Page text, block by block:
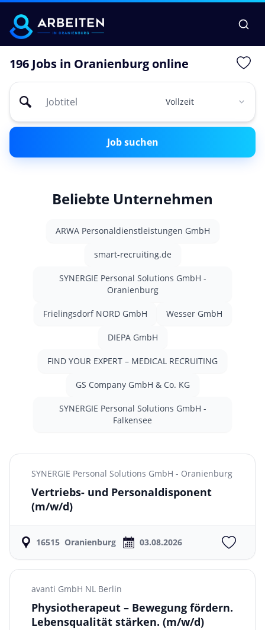
196 Jobs in Oranienburg online
Job suchen
Beliebte Unternehmen
ARWA Personaldienstleistungen GmbH
smart-recruiting.de
SYNERGIE Personal Solutions GmbH -
Oranienburg
Frielingsdorf NORD GmbH Wesser GmbH
DIEPA GmbH
FIND YOUR EXPERT – MEDICAL RECRUITING
GS Company GmbH & Co. KG
SYNERGIE Personal Solutions GmbH -
Falkensee
SYNERGIE Personal Solutions GmbH - Oranienburg
Vertriebs- und Personaldisponent
(m/w/d)
16515 Oranienburg 03.08.2026
avanti GmbH NL Berlin
Physiotherapeut – Bewegung fördern.
Lebensqualität stärken. (m/w/d)